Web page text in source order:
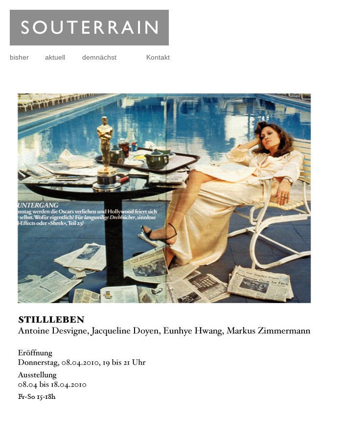
bisher aktuell demnächst Kontakt